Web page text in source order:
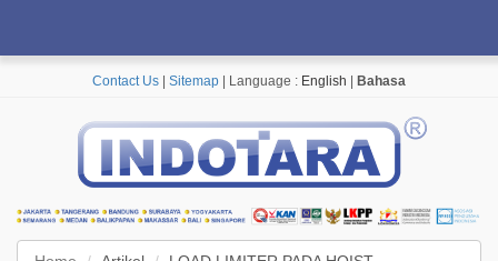
Contact Us Sitemap | Language : English Bahasa